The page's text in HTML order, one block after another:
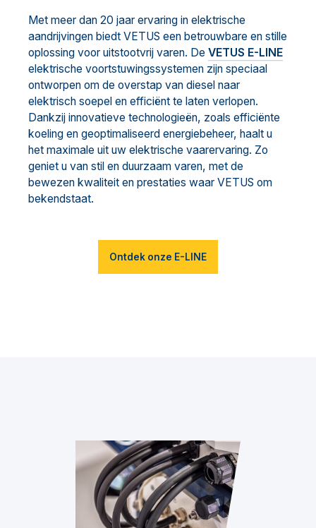
Met meer dan 20 jaar ervaring in elektrische
aandrijvingen biedt VETUS een betrouwbare en stille
oplossing voor uitstootvrij varen. De VETUS E-LINE
elektrische voortstuwingssystemen zijn speciaal
ontworpen om de overstap van diesel naar
elektrisch soepel en efficiënt te laten verlopen.
Dankzij innovatieve technologieën, zoals efficiënte
koeling en geoptimaliseerd energiebeheer, haalt u
het maximale uit uw elektrische vaarervaring. Zo
geniet u van stil en duurzaam varen, met de
bewezen kwaliteit en prestaties waar VETUS om
bekendstaat.
Ontdek onze E-LINE